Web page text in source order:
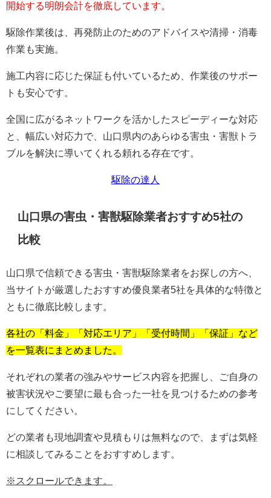
開始する明朗会計を徹底しています。
駆除作業後は、再発防止のためのアドバイスや清掃・消毒
作業も実施。
施工内容に応じた保証も付いているため、作業後のサポー
トも安心です。
全国に広がるネットワークを活かしたスピーディーな対応
と、幅広い対応力で、山口県内のあらゆる害虫・害獣トラ
ブルを解決に導いてくれる頼れる存在です。
駆除の達人
山口県の害虫・害獣駆除業者おすすめ5社の
比較
山口県で信頼できる害虫・害獣駆除業者をお探しの方へ、
当サイトが厳選したおすすめ優良業者5社を具体的な特徴と
ともに徹底比較します。
各社の「料金」「対応エリア」「受付時間」「保証」など
を一覧表にまとめました。
それぞれの業者の強みやサービス内容を把握し、ご自身の
被害状況やご要望に最も合った一社を見つけるための参考
にしてください。
どの業者も現地調査や見積もりは無料なので、まずは気軽
に相談してみることをおすすめします。
※スクロールできます。